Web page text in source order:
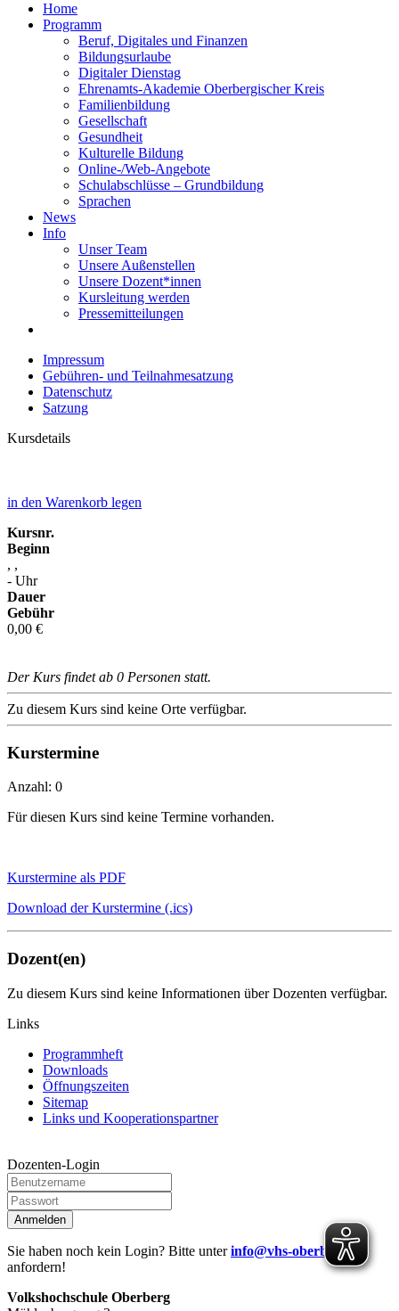
Home
Programm
Beruf, Digitales und Finanzen
Bildungsurlaube
Digitaler Dienstag
Ehrenamts-Akademie Oberbergischer Kreis
Familienbildung
Gesellschaft
Gesundheit
Kulturelle Bildung
Online-/Web-Angebote
Schulabschlüsse – Grundbildung
Sprachen
News
Info
Unser Team
Unsere Außenstellen
Unsere Dozent*innen
Kursleitung werden
Pressemitteilungen
Impressum
Gebühren- und Teilnahmesatzung
Datenschutz
Satzung
Kursdetails
in den Warenkorb legen
Kursnr.
Beginn
, ,
- Uhr
Dauer
Gebühr
0,00 €
Der Kurs findet ab 0 Personen statt.
Zu diesem Kurs sind keine Orte verfügbar.
Kurstermine
Anzahl: 0
Für diesen Kurs sind keine Termine vorhanden.
Kurstermine als PDF
Download der Kurstermine (.ics)
Dozent(en)
Zu diesem Kurs sind keine Informationen über Dozenten verfügbar.
Links
Programmheft
Downloads
Öffnungszeiten
Sitemap
Links und Kooperationspartner
Dozenten-Login
Anmelden
Sie haben noch kein Login? Bitte unterinfo@vhs-oberberg.de
anfordern!
Volkshochschule Oberberg